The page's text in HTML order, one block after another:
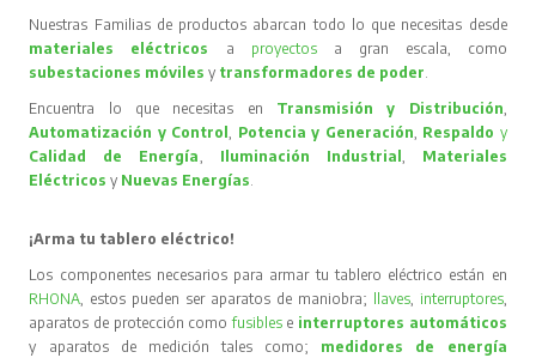
Nuestras Familias de productos abarcan todo lo que necesitas desde
materiales eléctricos
a proyectos
a gran escala, como
subestaciones móvilesy transformadores de poder
Encuentra lo que necesitas en Transmisión y Distribución
Automatización y Control
Potencia y Generación Respaldo y
Calidad de Energía
Iluminación Industrial
Materiales
Eléctricos y Nuevas Energías
¡Arma tu tablero eléctrico!
Los componentes necesarios para armar tu tablero eléctrico están en
RHONA , estos pueden ser aparatos de maniobra; llaves, interruptores,
aparatos de protección comofusibles e interruptores automáticos
y aparatos de medición tales como; medidores de energía